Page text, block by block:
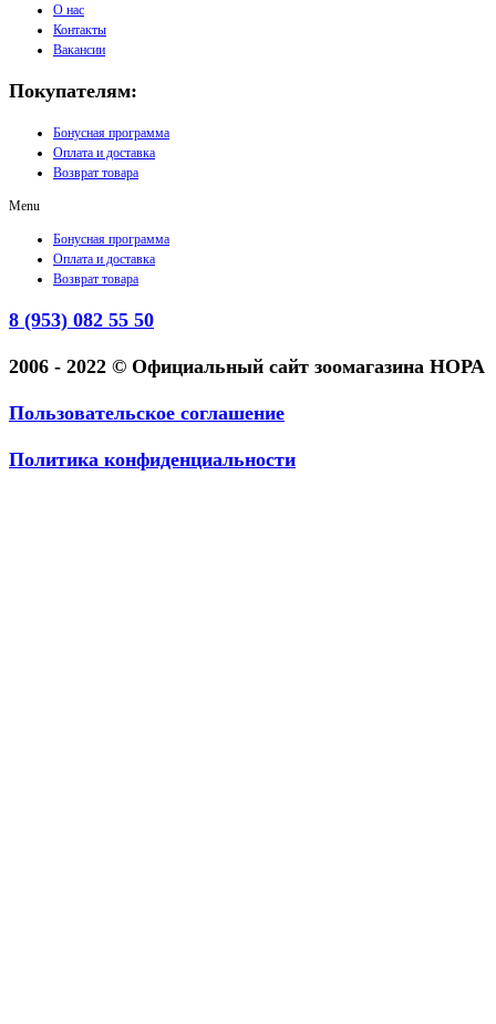
О нас
Контакты
Вакансии
Покупателям:
Бонусная программа
Оплата и доставка
Возврат товара
Menu
Бонусная программа
Оплата и доставка
Возврат товара
8 (953) 082 55 50
2006 - 2022 © Официальный сайт зоомагазина НОРА
Пользовательское соглашение
Политика конфиденциальности